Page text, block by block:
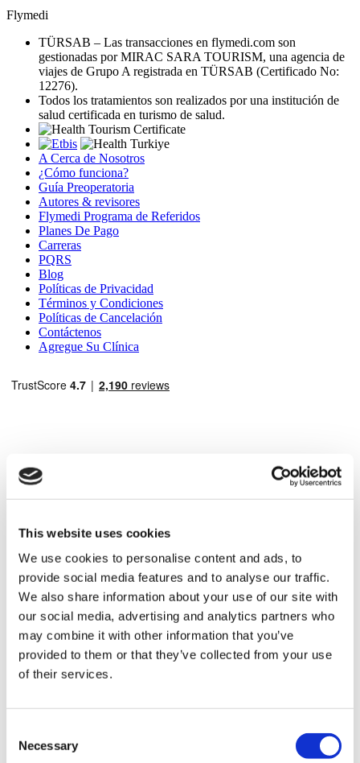
This website uses cookies
We use cookies to personalise content and ads, to
provide social media features and to analyse our traffic.
We also share information about your use of our site with
our social media, advertising and analytics partners who
may combine it with other information that you’ve
provided to them or that they’ve collected from your use
of their services.
Selection
Necessary
Flymedi
TÜRSAB – Las transacciones en flymedi.com son
gestionadas por MIRAC SARA TOURISM, una agencia de
viajes de Grupo A registrada en TÜRSAB (Certificado No:
12276).
Todos los tratamientos son realizados por una institución de
salud certificada en turismo de salud.
A Cerca de Nosotros
¿Cómo funciona?
Guía Preoperatoria
Autores & revisores
Flymedi Programa de Referidos
Planes De Pago
Carreras
PQRS
Blog
Políticas de Privacidad
Términos y Condiciones
Políticas de Cancelación
Contáctenos
Agregue Su Clínica
Spain Clínicas
Poland Clínicas
Thailand Clínicas
Hungary Clínicas
Tratamientos Populares en Turquia
Manga Gástrica Turquía
Rinoplastia Turquía
Carillas Turquía